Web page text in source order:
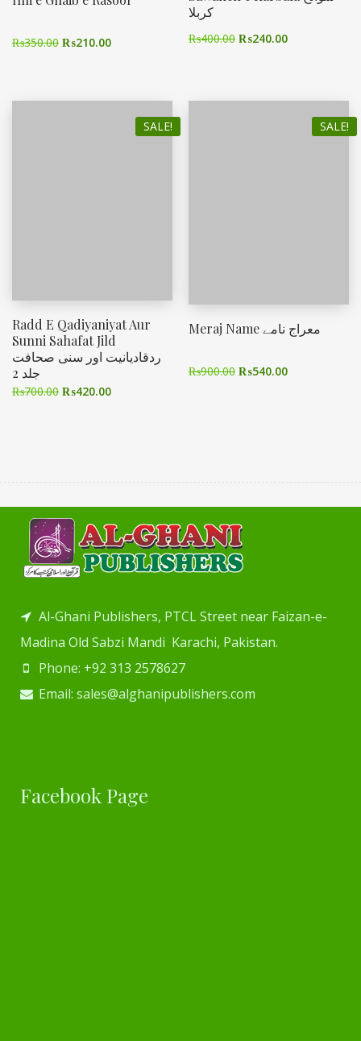
₨350.00 ₨210.00
کربلا
₨400.00 ₨240.00
SALE!
Radd E Qadiyaniyat Aur
Sunni Sahafat Jild
ردقادیانیت اور سنی صحافت
جلد 2
₨700.00 ₨420.00
SALE!
Meraj Name معراج نامے
₨900.00 ₨540.00
Al-Ghani Publishers, PTCL Street near Faizan-e-
Madina Old Sabzi Mandi Karachi, Pakistan.
Phone: +92 313 2578627
Email: sales@alghanipublishers.com
Facebook Page